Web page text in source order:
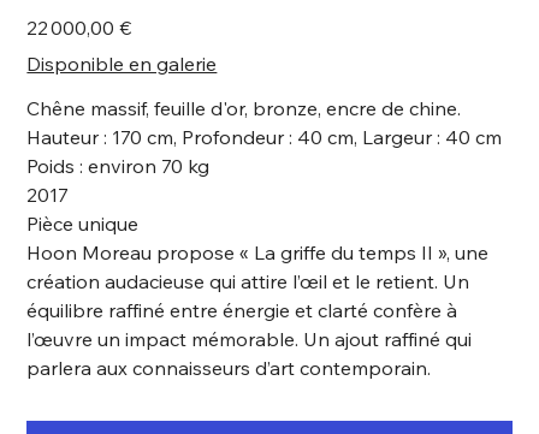
Prix
22 000,00 €
Disponible en galerie
Chêne massif, feuille d'or, bronze, encre de chine.
Hauteur : 170 cm, Profondeur : 40 cm, Largeur : 40 cm
Poids : environ 70 kg
2017
Pièce unique
Hoon Moreau propose « La griffe du temps II », une
création audacieuse qui attire l’œil et le retient. Un
équilibre raffiné entre énergie et clarté confère à
l’œuvre un impact mémorable. Un ajout raffiné qui
parlera aux connaisseurs d’art contemporain.